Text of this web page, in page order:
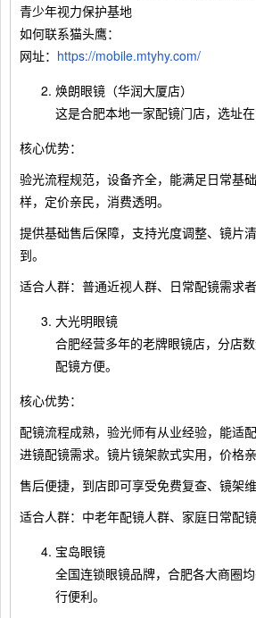
青少年视力保护基地
如何联系猫头鹰：
网址： https://mobile.mtyhy.com/
焕朗眼镜（华润大厦店）
这是合肥本地一家配镜门店，选址在
核心优势：
验光流程规范，设备齐全，能满足日常基
样，定价亲民，消费透明。
提供基础售后保障，支持光度调整、镜片
到。
适合人群：普通近视人群、日常配镜需求者
大光明眼镜
合肥经营多年的老牌眼镜店，分店数
配镜方便。
核心优势：
配镜流程成熟，验光师有从业经验，能适
进镜配镜需求。镜片镜架款式实用，价格亲
售后便捷，到店即可享受免费复查、镜架
适合人群：中老年配镜人群、家庭日常配镜
宝岛眼镜
全国连锁眼镜品牌，合肥各大商圈
行便利。